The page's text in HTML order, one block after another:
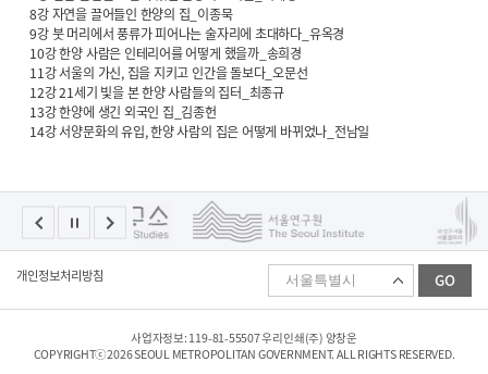
8강 자연을 끌어들인 한양의 집_이종묵
9강 붓 머리에서 풍류가 피어나는 술자리에 초대하다_유옥경
10강 한양 사람은 인테리어를 어떻게 했을까_송희경
11강 서울의 가신, 집을 지키고 인간을 돌보다_오문선
12강 21세기 빛을 본 한양 사람들의 집터_최종규
13강 한양에 생긴 외국인 집_김종헌
14강 서양문화의 유입, 한양 사람의 집은 어떻게 바뀌었나_전남일
개인정보처리방침
패
리
이
트
선
GO
사업자정보: 119-81-55507 우리인쇄(주) 양창운
COPYRIGHTⓒ2026 SEOUL METROPOLITAN GOVERNMENT. ALL RIGHTS RESERVED.